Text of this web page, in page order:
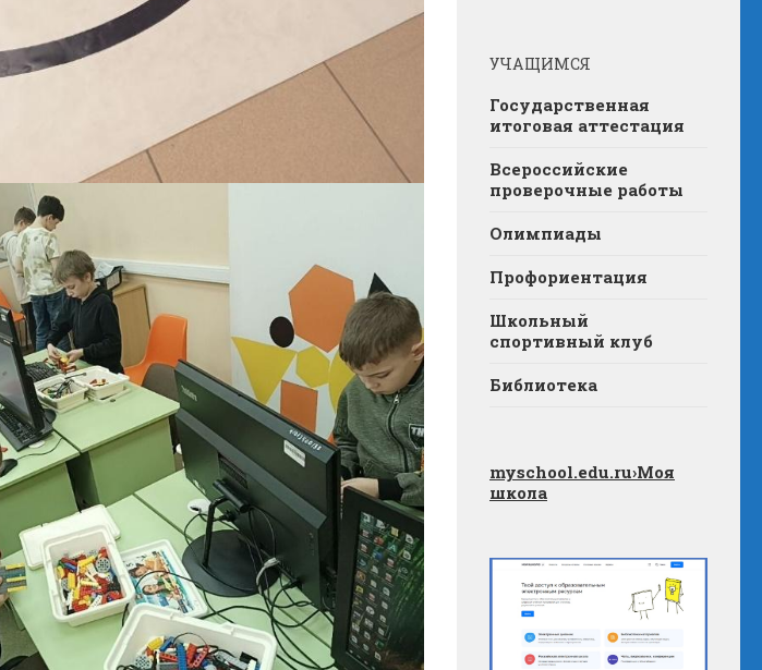
УЧАЩИМСЯ
Государственная
итоговая аттестация
Всероссийские
проверочные работы
Олимпиады
Профориентация
Школьный
спортивный клуб
Библиотека
myschool.edu.ru›Моя
школа